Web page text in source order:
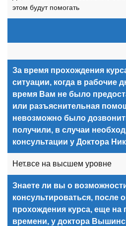
этом будут помогать
За время прохождения
ситуации, когда в рабочие
время Вам не было
или разъяснительная
невозможно было
получили, в случаи
консультации у Доктора
Нет.все на высшем уровне
Знаете ли вы о
консультироваться, после
прохождения курса, еще на
времени, у доктора